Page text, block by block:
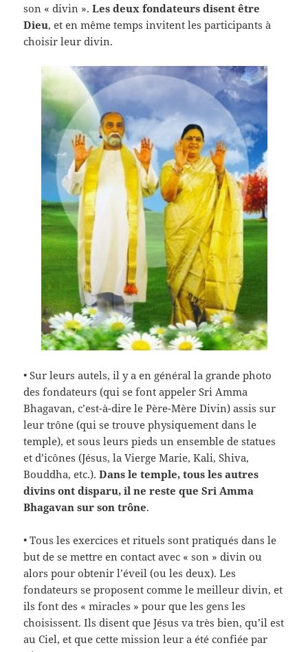
son « divin ».Les deux fondateurs disent être
Dieu, et en même temps invitent les participants à
choisir leur divin.
• Sur leurs autels, il y a en général la grande photo
des fondateurs (qui se font appeler Sri Amma
Bhagavan, c’est-à-dire le Père-Mère Divin) assis sur
leur trône (qui se trouve physiquement dans le
temple), et sous leurs pieds un ensemble de statues
et d’icônes (Jésus, la Vierge Marie, Kali, Shiva,
Bouddha, etc.). Dans le temple, tous les autres
divins ont disparu, il ne reste que Sri Amma
Bhagavan sur son trône.
• Tous les exercices et rituels sont pratiqués dans le
but de se mettre en contact avec « son » divin ou
alors pour obtenir l’éveil (ou les deux). Les
fondateurs se proposent comme le meilleur divin, et
ils font des « miracles » pour que les gens les
choisissent. Ils disent que Jésus va très bien, qu’il est
au Ciel, et que cette mission leur a été confiée par